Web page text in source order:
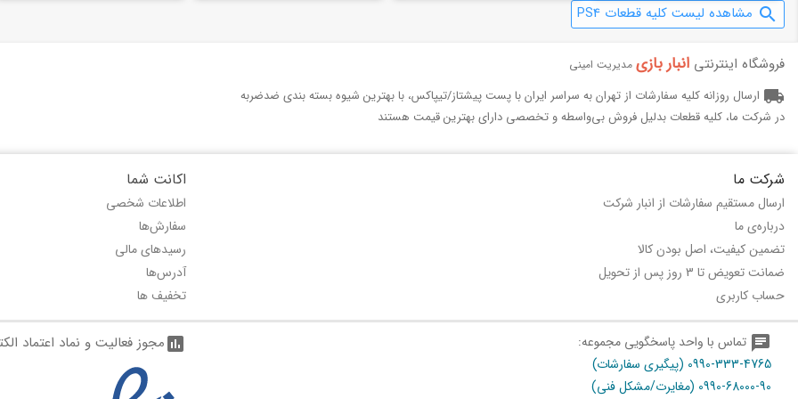
search مشاهده لیست کلیه قطعات PS4
فروشگاه اینترنتی انبار بازی‌ مدیریت امینی
local_shipping ارسال روزانه کلیه سفارشات از تهران به سراسر ایران با پست پیشتاز/تیپاکس، با بهترین شیوه بسته بندی ضدضربه
در شرکت ما، کلیه قطعات بدلیل فروش بی‌واسطه و تخصصی دارای بهترین قیمت هستند
شرکت ما
ارسال مستقیم سفارشات از انبار شرکت
درباره‌ی ما
تضمین کیفیت، اصل بودن کالا
ضمانت تعویض تا 3 روز پس از تحویل
حساب کاربری
اکانت شما
اطلاعات شخصی
سفارش‌ها
رسیدهای مالی
آدرس‌ها
تخفیف ها
chat تماس با واحد پاسخگویی مجموعه:
0990-333-4765 (پیگیری سفارشات)
0990-68000-90 (مغایرت/مشکل فنی)
assessmentمجوز فعالیت و نماد اعتماد